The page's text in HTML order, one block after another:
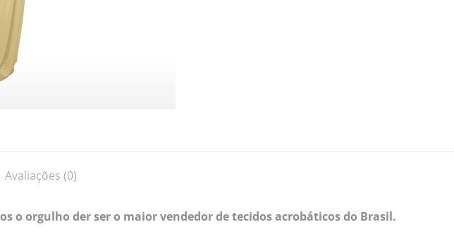
Avaliações (0)
o orgulho der ser o maior vendedor de tecidos acrobáticos do Brasil.